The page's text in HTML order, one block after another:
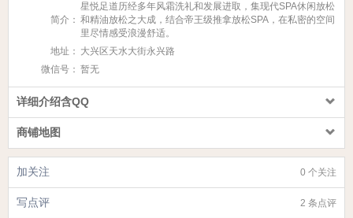
简介：
星悦足道历经多年风霜洗礼和发展进取，集现代SPA休闲放松
和精油放松之大成，结合帝王级推拿放松SPA，在私密的空间
里尽情感受浪漫舒适。
地址： 大兴区天水大街永兴路
微信号： 暂无
详细介绍含QQ
商铺地图
0 个关注
加关注
2 条点评
写点评